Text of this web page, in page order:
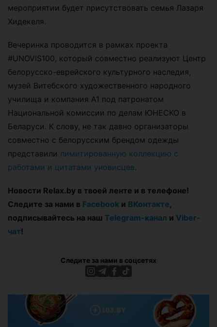
мероприятии будет присутствовать семья Лазаря
Хидекеля.
Вечеринка проводится в рамках проекта
#UNOVIS100, который совместно реализуют Центр
белорусско-еврейского культурного наследия,
музей Витебского художественного народного
училища и компания А1 под патронатом
Национальной комиссии по делам ЮНЕСКО в
Беларуси. К слову, не так давно организаторы
совместно с белорусским брендом одежды
представили лимитированную коллекцию с
работами и цитатами уновисцев.
Новости Relax.by в твоей ленте и в телефоне!
Следите за нами в Facebook и ВКонтакте,
подписывайтесь на наш Telegram-канал и Viber-
чат!
Следите за нами в соцсетях